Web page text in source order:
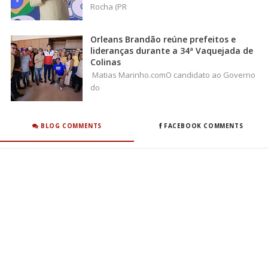
Rocha (PR
Orleans Brandão reúne prefeitos e
lideranças durante a 34ª Vaquejada de
Colinas
Matias Marinho.comO candidato ao Governo
do
BLOG COMMENTS FACEBOOK COMMENTS